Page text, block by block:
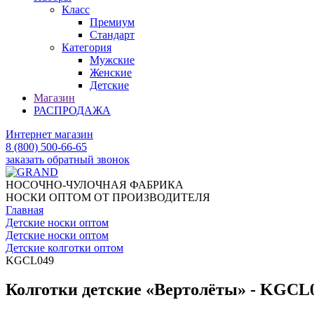
Класс
Премиум
Стандарт
Категория
Мужские
Женские
Детские
Магазин
РАСПРОДАЖА
Интернет магазин
8 (800) 500-66-65
заказать обратный звонок
НОСОЧНО-ЧУЛОЧНАЯ ФАБРИКА
НОСКИ ОПТОМ ОТ ПРОИЗВОДИТЕЛЯ
Главная
Детские носки оптом
Детские носки оптом
Детские колготки оптом
KGCL049
Колготки детские «Вертолёты» -